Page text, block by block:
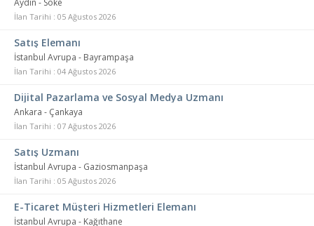
Aydın - Söke
İlan Tarihi : 05 Ağustos 2026
Satış Elemanı
İstanbul Avrupa - Bayrampaşa
İlan Tarihi : 04 Ağustos 2026
Dijital Pazarlama ve Sosyal Medya Uzmanı
Ankara - Çankaya
İlan Tarihi : 07 Ağustos 2026
Satış Uzmanı
İstanbul Avrupa - Gaziosmanpaşa
İlan Tarihi : 05 Ağustos 2026
E-Ticaret Müşteri Hizmetleri Elemanı
İstanbul Avrupa - Kağıthane